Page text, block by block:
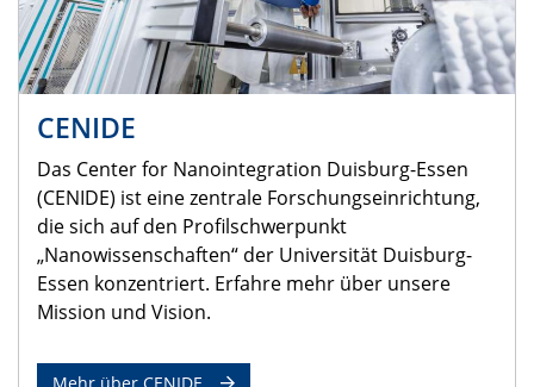
CENIDE
Das Center for Nanointegration Duisburg-Essen
(CENIDE) ist eine zentrale Forschungseinrichtung,
die sich auf den Profilschwerpunkt
„Nanowissenschaften“ der Universität Duisburg-
Essen konzentriert. Erfahre mehr über unsere
Mission und Vision.